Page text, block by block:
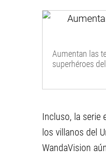
Aumentan las
superhéroes
Incluso, la serie
los villanos del
WandaVision